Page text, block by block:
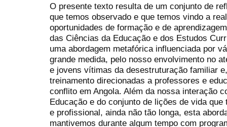
O presente texto resulta de um conjunto de
que temos observado e que temos vindo a
oportunidades de formação e de
das Ciências da Educação e dos Estudos
uma abordagem metafórica influenciada por
grande medida, pelo nosso envolvimento no
e jovens vítimas da desestruturação familiar
treinamento direcionadas a professores e
conflito em Angola. Além da nossa interação
Educação e do conjunto de lições de vida
e profissional, ainda não tão longa, esta
mantivemos durante algum tempo com